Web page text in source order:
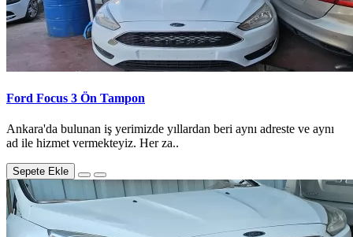
Ford Focus 3 Ön Tampon
Ankara'da bulunan iş yerimizde yıllardan beri aynı adreste ve aynı
ad ile hizmet vermekteyiz. Her za..
Sepete Ekle